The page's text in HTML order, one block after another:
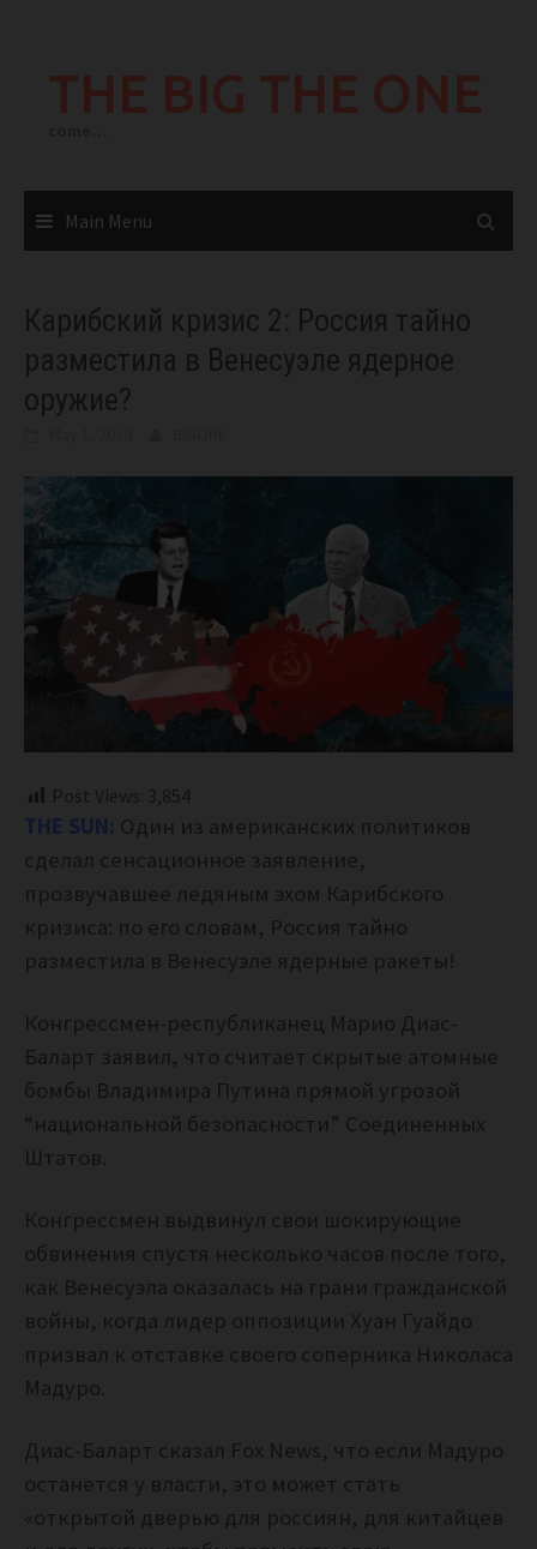
Main Menu
Карибский кризис 2: Россия тайно
разместила в Венесуэле ядерное
оружие?
Post Views: 3,854
THE SUN: Один из американских политиков
сделал сенсационное заявление,
прозвучавшее ледяным эхом Карибского
кризиса: по его словам, Россия тайно
разместила в Венесуэле ядерные ракеты!
Конгрессмен-республиканец Марио Диас-
Баларт заявил, что считает скрытые атомные
бомбы Владимира Путина прямой угрозой
“национальной безопасности” Соединенных
Штатов.
Конгрессмен выдвинул свои шокирующие
обвинения спустя несколько часов после того,
как Венесуэла оказалась на грани гражданской
войны, когда лидер оппозиции Хуан Гуайдо
призвал к отставке своего соперника Николаса
Мадуро.
Диас-Баларт сказал Fox News, что если Мадуро
останется у власти, это может стать
«открытой дверью для россиян, для китайцев